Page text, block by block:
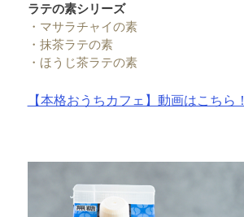
ラテの素シリーズ
・ マサラチャイの素
・ 抹茶ラテの素
・ ほうじ茶ラテの素
【本格おうちカフェ】動画はこちら！